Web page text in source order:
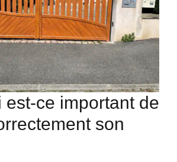
est-ce important de
son